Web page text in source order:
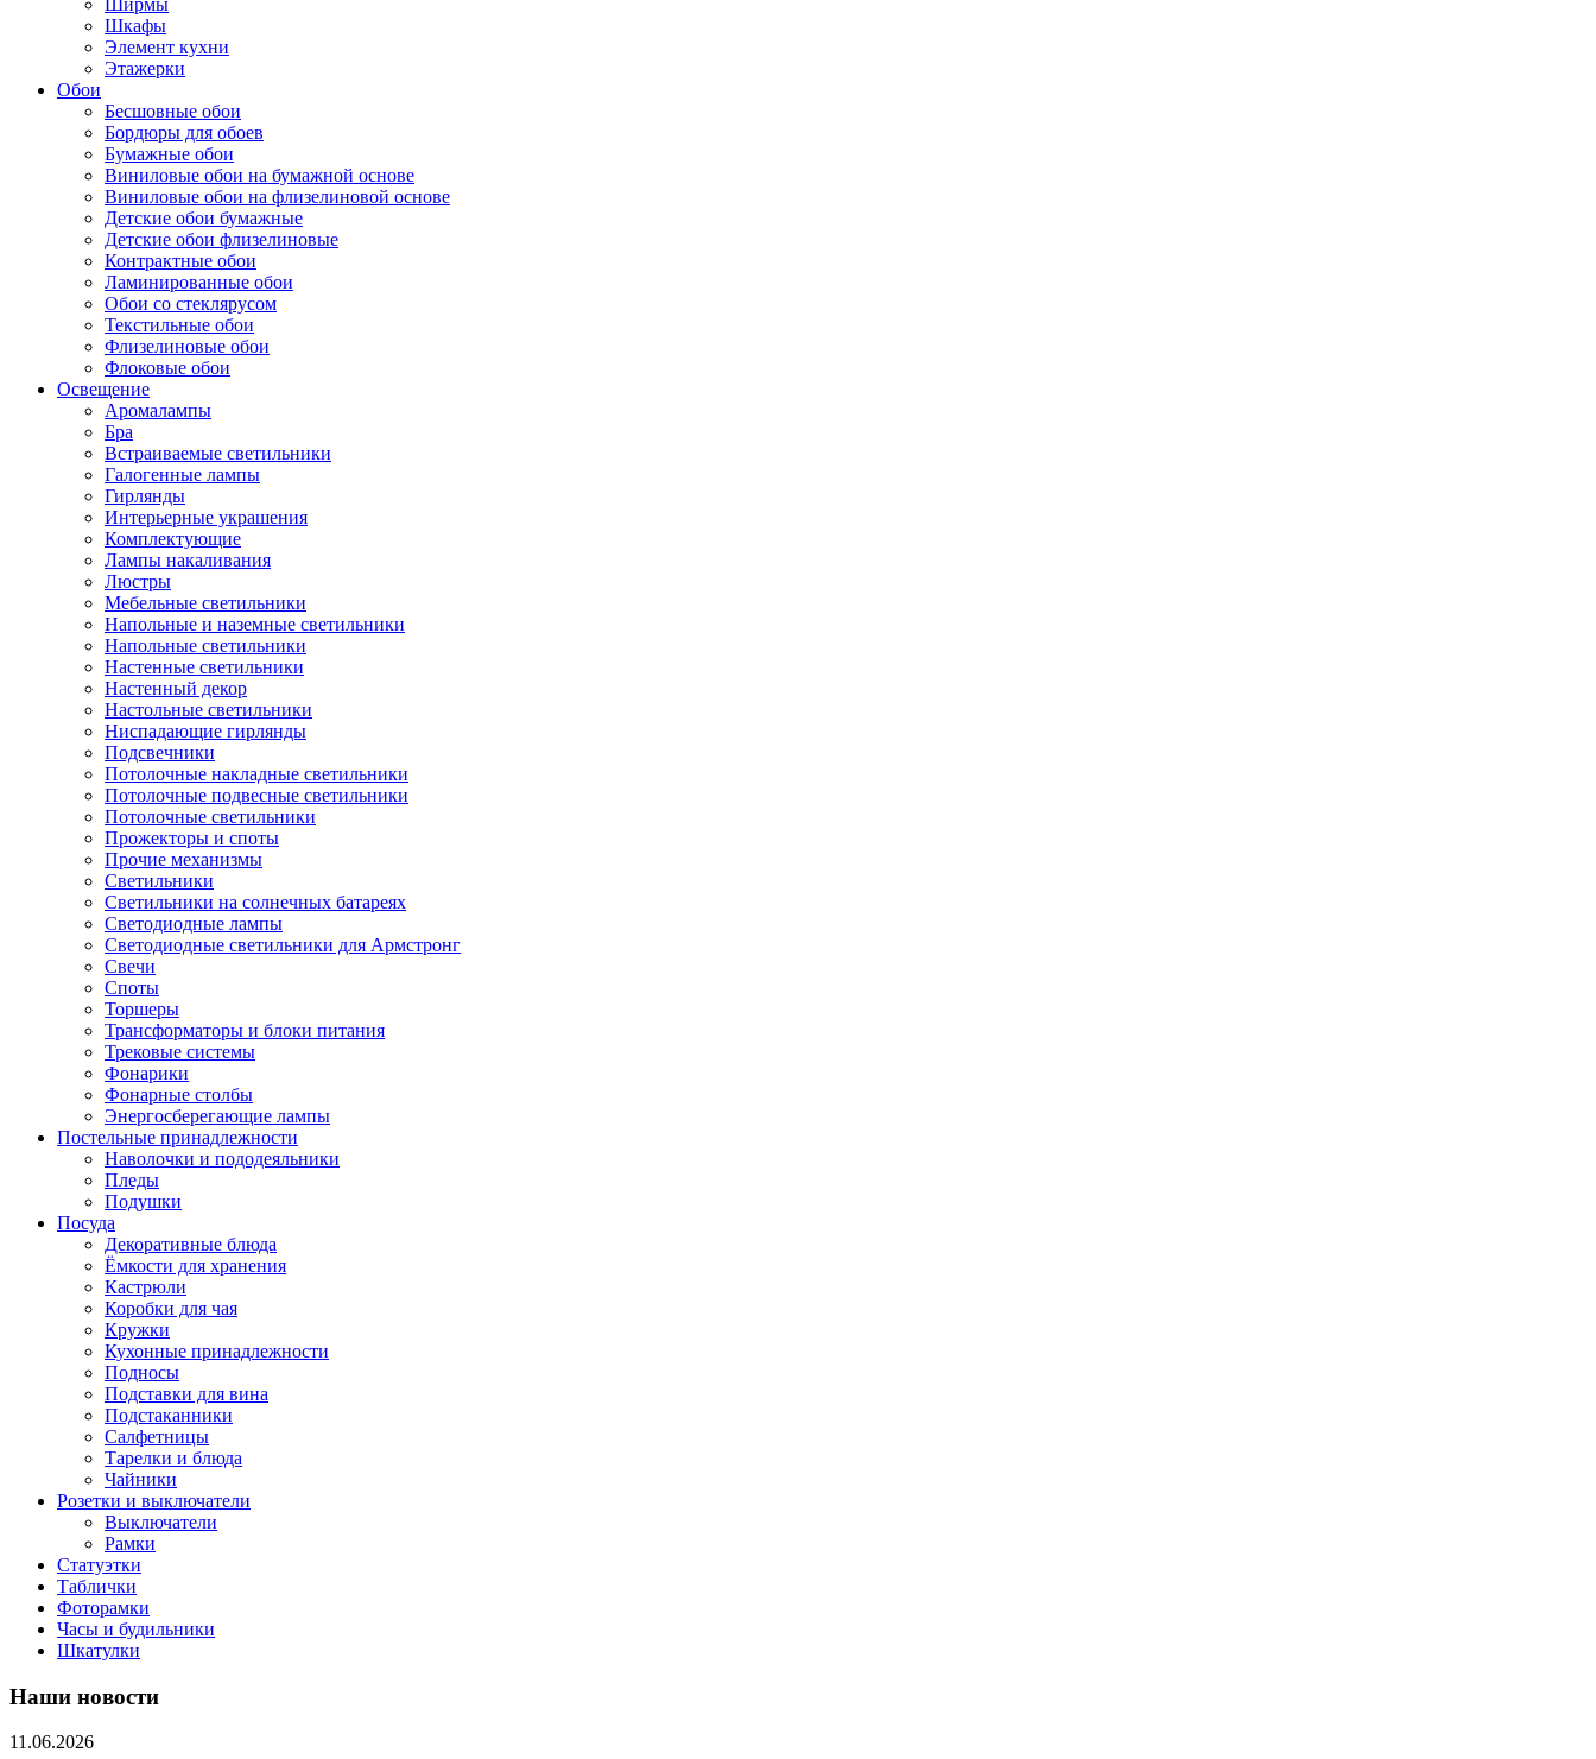
Ширмы
Шкафы
Элемент кухни
Этажерки
Обои
Бесшовные обои
Бордюры для обоев
Бумажные обои
Виниловые обои на бумажной основе
Виниловые обои на флизелиновой основе
Детские обои бумажные
Детские обои флизелиновые
Контрактные обои
Ламинированные обои
Обои со стеклярусом
Текстильные обои
Флизелиновые обои
Флоковые обои
Освещение
Аромалампы
Бра
Встраиваемые светильники
Галогенные лампы
Гирлянды
Интерьерные украшения
Комплектующие
Лампы накаливания
Люстры
Мебельные светильники
Напольные и наземные светильники
Напольные светильники
Настенные светильники
Настенный декор
Настольные светильники
Ниспадающие гирлянды
Подсвечники
Потолочные накладные светильники
Потолочные подвесные светильники
Потолочные светильники
Прожекторы и споты
Прочие механизмы
Светильники
Светильники на солнечных батареях
Светодиодные лампы
Светодиодные светильники для Армстронг
Свечи
Споты
Торшеры
Трансформаторы и блоки питания
Трековые системы
Фонарики
Фонарные столбы
Энергосберегающие лампы
Постельные принадлежности
Наволочки и пододеяльники
Пледы
Подушки
Посуда
Декоративные блюда
Ёмкости для хранения
Кастрюли
Коробки для чая
Кружки
Кухонные принадлежности
Подносы
Подставки для вина
Подстаканники
Салфетницы
Тарелки и блюда
Чайники
Розетки и выключатели
Выключатели
Рамки
Статуэтки
Таблички
Фоторамки
Часы и будильники
Шкатулки
Наши новости
11.06.2026